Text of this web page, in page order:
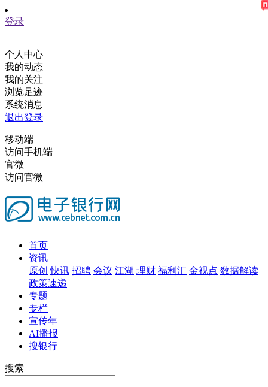
登录
个人中心
我的动态
我的关注
浏览足迹
系统消息
退出登录
移动端
访问手机端
官微
访问官微
首页
资讯
原创 快讯 招聘 会议 江湖 理财 福利汇 金视点 数据解读
政策速递
专题
专栏
宣传年
AI播报
搜银行
搜索